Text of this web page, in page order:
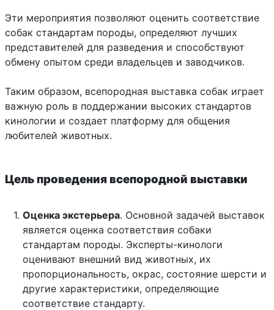
Эти мероприятия позволяют оценить соответствие
собак стандартам породы, определяют лучших
представителей для разведения и способствуют
обмену опытом среди владельцев и заводчиков.
Таким образом, всепородная выставка собак играет
важную роль в поддержании высоких стандартов
кинологии и создает платформу для общения
любителей животных.
Цель проведения всепородной выставки
Оценка экстерьера. Основной задачей выставок
является оценка соответствия собаки
стандартам породы. Эксперты-кинологи
оценивают внешний вид животных, их
пропорциональность, окрас, состояние шерсти и
другие характеристики, определяющие
соответствие стандарту.